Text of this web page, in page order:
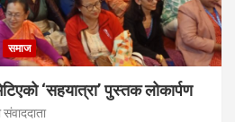
समाज
‘सहयात्रा’ पुस्तक लोकार्पण